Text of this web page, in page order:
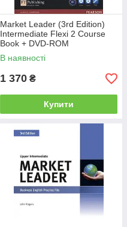
Market Leader (3rd Edition)
Intermediate Flexi 2 Course
Book + DVD-ROM
В наявності
1 370 ₴
Купити